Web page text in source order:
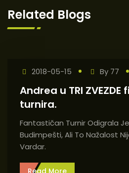
Related Blogs
2018-05-15 By 77
Andrea u TRI ZVEZDE
turnira.
Fantastičan Turnir Odigrala
Budimpešti, Ali To Nažalost
Vardar.